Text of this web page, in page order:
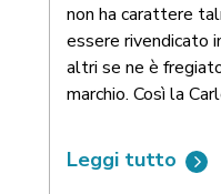
non ha carattere
essere rivendicato
altri se ne è
marchio. Così la
Leggi tutto